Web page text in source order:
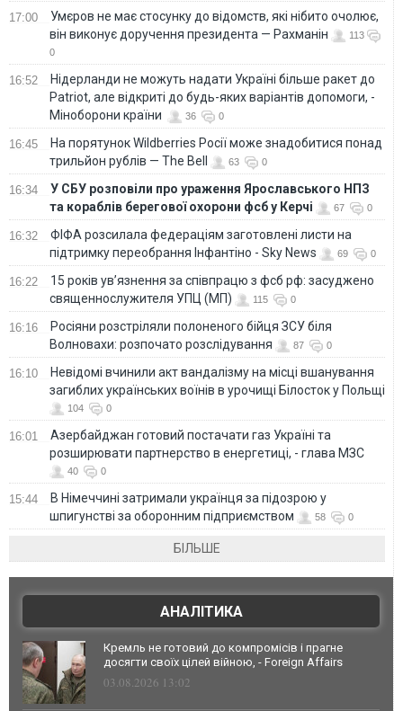
17:00
Умєров не має стосунку до відомств, які нібито очолює,
він виконує доручення президента — Рахманін
113
0
16:52
Нідерланди не можуть надати Україні більше ракет до
Patriot, але відкриті до будь-яких варіантів допомоги, -
Міноборони країни
36 0
16:45
На порятунок Wildberries Росії може знадобитися понад
трильйон рублів — The Bell
63 0
16:34
У СБУ розповіли про ураження Ярославського НПЗ
та кораблів берегової охорони фсб у Керчі
67 0
16:32
ФІФА розсилала федераціям заготовлені листи на
підтримку переобрання Інфантіно - Sky News
69 0
16:22
15 років ув’язнення за співпрацю з фсб рф: засуджено
священнослужителя УПЦ (МП)
115 0
16:16
Росіяни розстріляли полоненого бійця ЗСУ біля
Волновахи: розпочато розслідування
87 0
16:10
Невідомі вчинили акт вандалізму на місці вшанування
загиблих українських воїнів в урочищі Білосток у Польщі
104 0
16:01
Азербайджан готовий постачати газ Україні та
розширювати партнерство в енергетиці, - глава МЗС
40 0
15:44
В Німеччині затримали українця за підозрою у
шпигунстві за оборонним підприємством
58 0
БІЛЬШЕ
АНАЛІТИКА
Кремль не готовий до компромісів і прагне
досягти своїх цілей війною, - Foreign Affairs
03.08.2026 13:02